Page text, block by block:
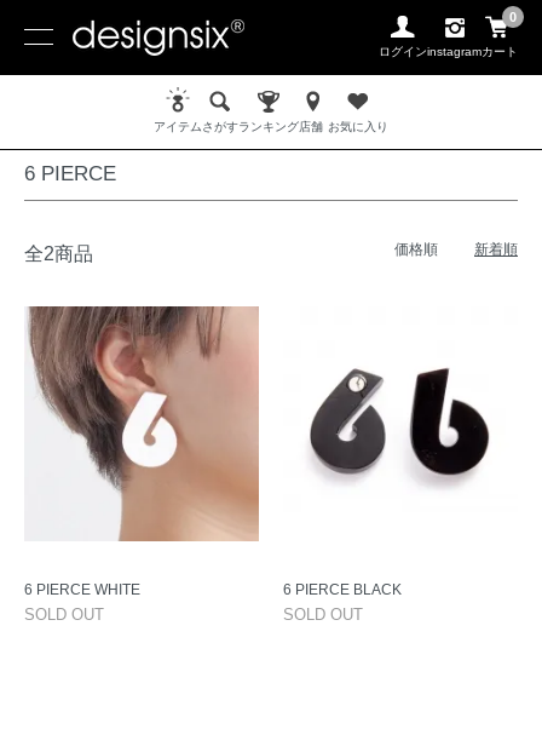
ログインinstagram
0
カート
アイテムさがすランキング店舗 お気に入り
PIERCE / ピアス 6 PIERCE
6 PIERCE
全2商品 価格順 新着順
6 PIERCE WHITE
SOLD OUT
6 PIERCE BLACK
SOLD OUT